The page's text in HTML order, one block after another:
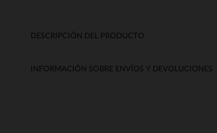
DESCRIPCIÓN DEL PRODUCTO
INFORMACIÓN SOBRE ENVÍOS Y DEVOLUCIONES